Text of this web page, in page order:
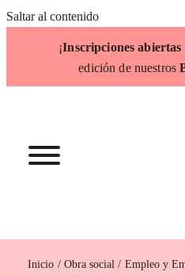
Saltar al contenido
¡Inscripciones abiertas
edición de nuestros
Inicio Empleo y